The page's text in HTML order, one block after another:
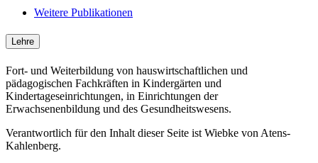
Weitere Publikationen
Lehre
Fort- und Weiterbildung von hauswirtschaftlichen und
pädagogischen Fachkräften in Kindergärten und
Kindertageseinrichtungen, in Einrichtungen der
Erwachsenenbildung und des Gesundheitswesens.
Verantwortlich für den Inhalt dieser Seite ist Wiebke von Atens-
Kahlenberg.